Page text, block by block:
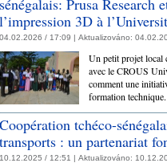
sénégalais: Prusa Research
l’impression 3D à
04.02.2026 / 17:09 | Aktualizováno:
Un petit projet local
avec le CROUS
comment une
formation
Coopération tchéco-
transports : un partenariat
10.12.2025 / 12:51 | Aktualizováno: